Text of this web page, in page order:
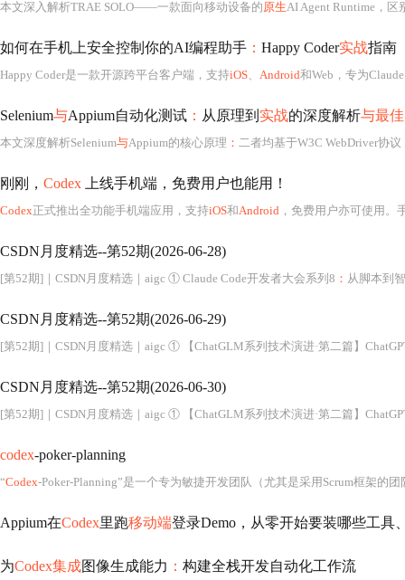
本文深入解析TRAE SOLO——一款面向移动设备的原生AI Agent Runtime，区别于IDE类工具，
如何在手机上安全控制你的AI编程助手 ： Happy Coder实战指南
Happy Coder是一款开源跨平台客户端，支持iOS、 Android和Web，专为
Selenium与Appium自动化测试 ： 从原理到 实战的深度解析与最
本文深度解析Selenium与Appium的核心原理 ： 二者均基于W3C WebDriver协议，
刚刚， Codex 上线手机端，免费用户也能用！
Codex正式推出全功能手机端应用，支持iOS和Android ，免费用户亦可使用。手机端可实时同步桌面端状态，支持跨线程操作、审查输出、批准命令、切换模型及启动
CSDN月度精选--第52期(2026-06-28)
[第52期]｜CSDN月度精选｜aigc ① Claude Code开发者大会系列8 ： 从脚本到
CSDN月度精选--第52期(2026-06-29)
[第52期]｜CSDN月度精选｜aigc ① 【ChatGLM系列技术演进·第二篇】
CSDN月度精选--第52期(2026-06-30)
[第52期]｜CSDN月度精选｜aigc ① 【ChatGLM系列技术演进·第二篇】
codex-poker-planning
“Codex-Poker-Planning”是一个专为敏捷开发团队（尤其是采用Scrum框架的团队）设计的数字化扑克计划（Planning Poker）辅助工具，其核心目标
Appium在Codex里跑移动端登录Demo，从零开始要装哪些工具
为Codex集成图像生成能力 ： 构建全栈开发自动化工作流